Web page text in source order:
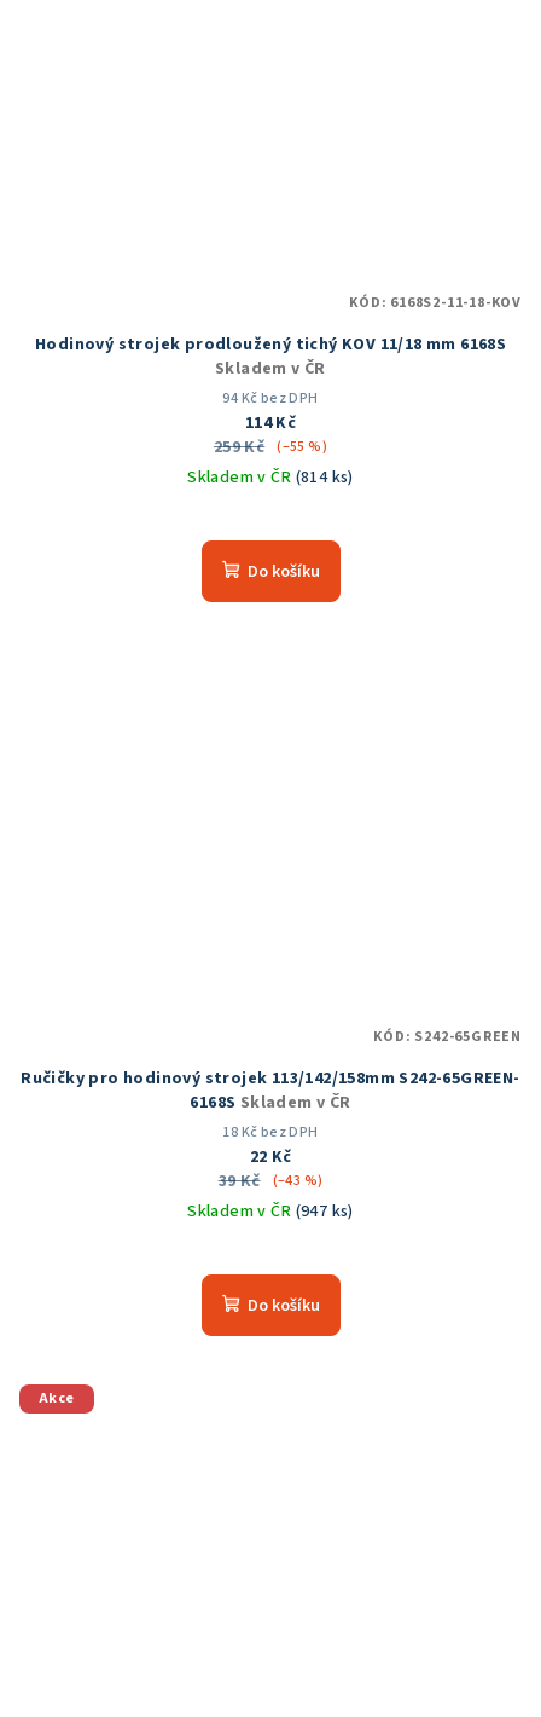
Hodinový strojek prodloužený tichý KOV 11/18 mm 6168S
Skladem v ČR
94 Kč bez DPH
114 Kč
259 Kč (–55 %)
Skladem v ČR (814 ks)
hodnocení
produktu
Do košíku
KÓD: 6168S2-11-18-KOV
Ručičky pro hodinový strojek 113/142/158mm S242-65GREEN-
6168S Skladem v ČR
18 Kč bez DPH
22 Kč
39 Kč
(–43 %)
Skladem v ČR (947 ks)
hodnocení
produktu
Do košíku
KÓD: S242-65GREEN
Akce